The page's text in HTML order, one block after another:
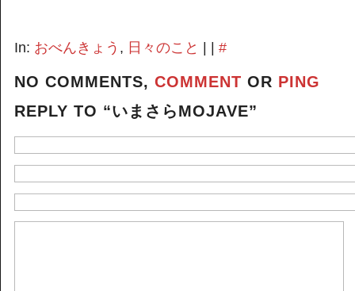
In: おべんきょう , 日々のこと #
NO COMMENTS, COMMENT OR PING
REPLY TO “いまさらMOJAVE”